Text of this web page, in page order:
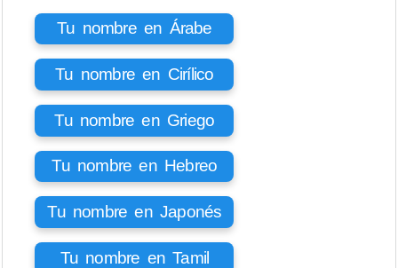
Tu nombre en Árabe
Tu nombre en Cirílico
Tu nombre en Griego
Tu nombre en Hebreo
Tu nombre en Japonés
Tu nombre en Tamil